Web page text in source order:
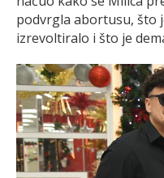
podvrgla abortusu, što
izrevoltiralo i što je